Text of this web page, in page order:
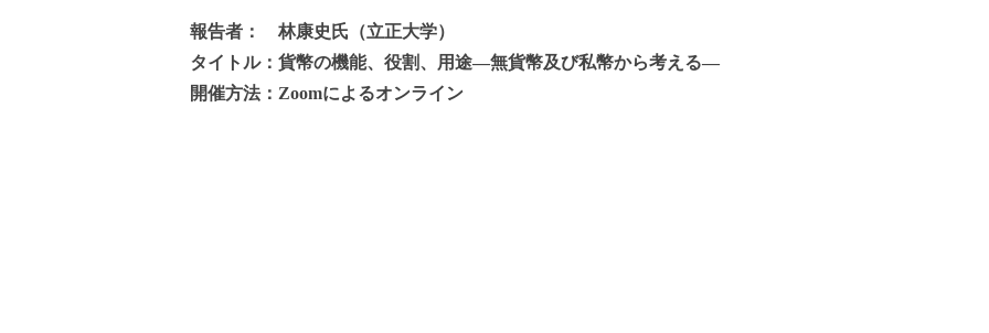
報告者： 林康史氏（立正大学）
タイトル：貨幣の機能、役割、用途―無貨幣及び私幣から考える―
開催方法：Zoomによるオンライン